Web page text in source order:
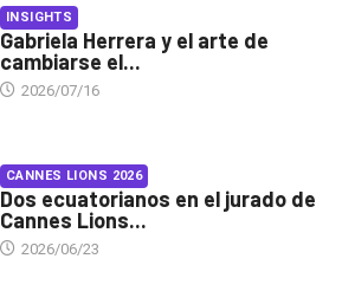
INSIGHTS
Gabriela Herrera y el arte de
cambiarse el...
2026/07/16
CANNES LIONS 2026
Dos ecuatorianos en el jurado de
Cannes Lions...
2026/06/23